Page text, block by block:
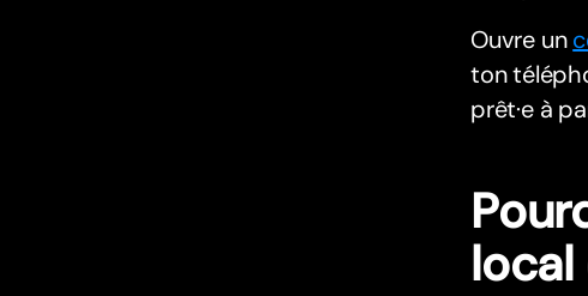
Ouvre un
ton
prêt·e à